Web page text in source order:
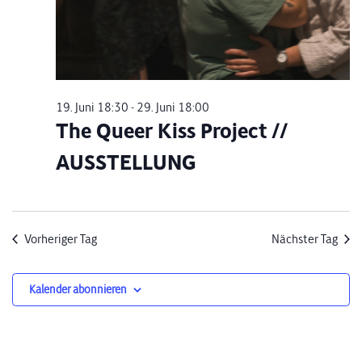
The Queer Kiss Project //
AUSSTELLUNG
19. Juni 18:30 - 29. Juni 18:00
Vorheriger Tag Nächster Tag
Kalender abonnieren